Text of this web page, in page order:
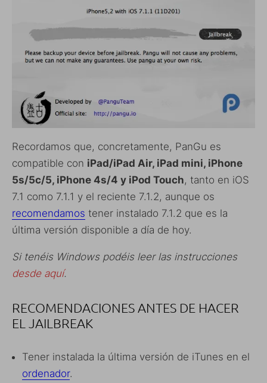
Recordamos que, concretamente, PanGu es
compatible con iPad/iPad Air, iPad mini, iPhone
5s/5c/5, iPhone 4s/4 y iPod Touch, tanto en iOS
7.1 como 7.1.1 y el reciente 7.1.2, aunque os
recomendamos tener instalado 7.1.2 que es la
última versión disponible a día de hoy.
Si tenéis Windows podéis leer las instrucciones
desde aquí.
RECOMENDACIONES ANTES DE HACER
EL JAILBREAK
Tener instalada la última versión de iTunes en el
ordenador.